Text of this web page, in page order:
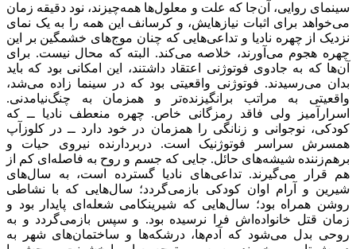
سینمای روایی، آن‌جا که علت و معلول‌ها همه‌چیزند، نود دقیقه زمان
می‌خواهد برای اثبات نیازهایش، و کرسانف این همه را به یک نمای
نزدیک از چهره نادیا و تداعی‌هایی که چنان موج‌های خشمگین بر این
چهره هجوم می‌آورند، خلاصه می‌کند. البته که محال نیست. برای
آن‌ها که به جادوی فوتوژنی اعتقاد داشتند، این امکانی بود که باید
بدان می‌رسیدند. فوتوژنی واقعیتی بود که در سینما زاده می‌شد،
واقعیتی به مراتب برانگیزنده‌تر و همزمان به چنگ‌نیامدنی.
اسرارآمیز ولی فاقد رمزگانی خاص. چهره منعطف نادیا ــ که
کودکی، نوجوانی و زنانگی را همزمان در خود دارد ــ در کلوزآپ
همسرش سراسر فوتوژنیک است. دربردارنده نیروی حیات و
برهم‌زننده شیشه‌های حائل. جایی که جسم و روح به فاصله‌ای کم از
هم قرار می‌گیرند. تداعی‌های نادیا گسترده است، به سال‌های
شیرین و آرام اوان کودکی بازمی‌گردد؛ سال‌هایی که با نشاطی
روشن همراه بود؛ سال‌هایی که شیرینکامی شعله‌ای پایدار بود و
زمان قتل خانواده‌اش فرا نرسیده ‌بود. و سپس بازمی‌گردد و به
روحی بدل می‌شود که آدم‌ها، درشکه‌ها و ساختمان‌های شهر به